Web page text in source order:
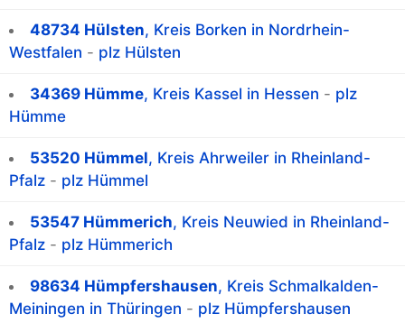
48734 Hülsten, Kreis Borken in Nordrhein-
Westfalen - plz Hülsten
34369 Hümme, Kreis Kassel in Hessen - plz
Hümme
53520 Hümmel, Kreis Ahrweiler in Rheinland-
Pfalz - plz Hümmel
53547 Hümmerich, Kreis Neuwied in Rheinland-
Pfalz - plz Hümmerich
98634 Hümpfershausen, Kreis Schmalkalden-
Meiningen in Thüringen - plz Hümpfershausen